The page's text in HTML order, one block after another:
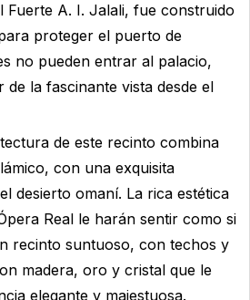
Fuerte A. I. Jalali, fue construido
proteger el puerto de
no pueden entrar al palacio,
la fascinante vista desde el
de este recinto combina
con una exquisita
desierto omaní. La rica estética
Real le harán sentir como si
recinto suntuoso, con techos y
madera, oro y cristal que le
elegante y majestuosa.